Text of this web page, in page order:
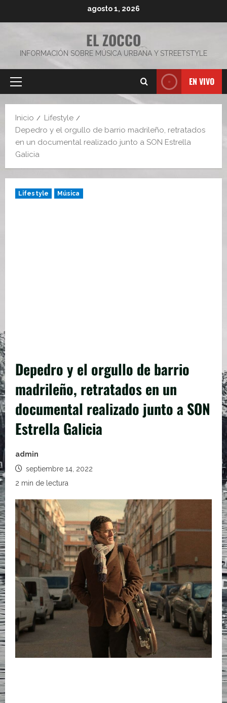
agosto 1, 2026
EL ZOCCO
INFORMACIÓN SOBRE MÚSICA URBANA Y STREETSTYLE
Menú
EN VIVO
Inicio
Lifestyle
Depedro y el orgullo de barrio madrileño, retratados
en un documental realizado junto a SON Estrella
Galicia
Lifestyle Música
Depedro y el orgullo de barrio
madrileño, retratados en un
documental realizado junto a SON
Estrella Galicia
admin
septiembre 14, 2022
2 min de lectura